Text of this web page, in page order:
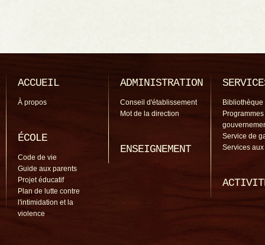
ACCUEIL
À propos
ÉCOLE
Code de vie
Guide aux parents
Projet éducatif
Plan de lutte contre
l'intimidation et la
violence
ADMINISTRATION
Conseil d'établissement
Mot de la direction
ENSEIGNEMENT
Bibliothèque
Programmes
Service de
Services